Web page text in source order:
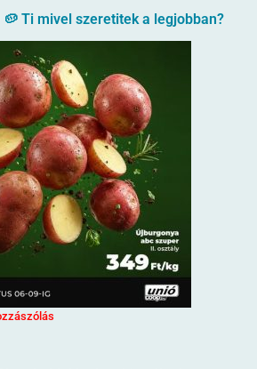
Ti mivel szeretitek a legjobban?